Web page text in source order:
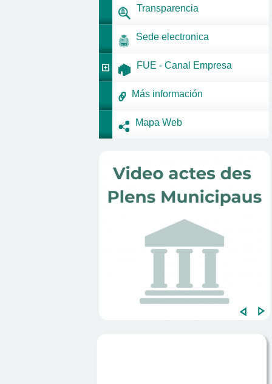
Transparencia
Sede electronica
FUE - Canal Empresa
Más información
Mapa Web